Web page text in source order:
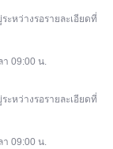
ะหว่างรอรายละเอียดที่
09:00 น.
ะหว่างรอรายละเอียดที่
09:00 น.